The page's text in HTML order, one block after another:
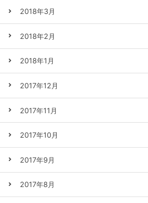
2018年3月
2018年2月
2018年1月
2017年12月
2017年11月
2017年10月
2017年9月
2017年8月